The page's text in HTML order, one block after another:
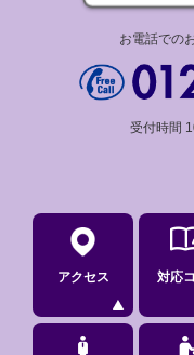
お電話での
受付時間
アクセス 対応